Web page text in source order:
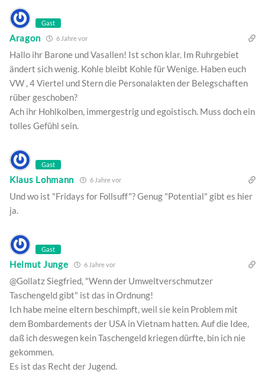
Gast
Aragon 6 Jahre vor
Hallo ihr Barone und Vasallen! Ist schon klar. Im Ruhrgebiet
ändert sich wenig. Kohle bleibt Kohle für Wenige. Haben euch
VW , 4 Viertel und Stern die Personalakten der Belegschaften
rüber geschoben?
Ach ihr Hohlkolben, immergestrig und egoistisch. Muss doch ein
tolles Gefühl sein.
Gast
Klaus Lohmann 6 Jahre vor
Und wo ist "Fridays for Follsuff"? Genug "Potential" gibt es hier
ja.
Gast
Helmut Junge 6 Jahre vor
@Gollatz Siegfried, "Wenn der Umweltverschmutzer
Taschengeld gibt" ist das in Ordnung!
Ich habe meine eltern beschimpft, weil sie kein Problem mit
dem Bombardements der USA in Vietnam hatten. Auf die Idee,
daß ich deswegen kein Taschengeld kriegen dürfte, bin ich nie
gekommen.
Es ist das Recht der Jugend.